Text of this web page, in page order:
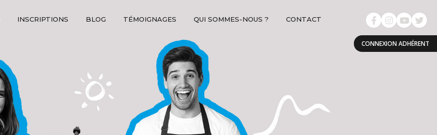
INSCRIPTIONS BLOG TÉMOIGNAGES QUI SOMMES-NOUS ? CONTACT
CONNEXION ADHÉRENT